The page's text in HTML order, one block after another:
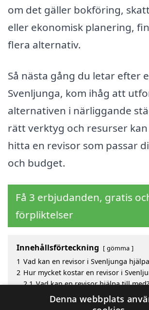
om det gäller bokföring,
eller ekonomisk planering,
flera alternativ.
Så nästa gång du letar efter
Svenljunga, kom ihåg att
alternativen i närliggande
rätt verktyg och resurser
hitta en revisor som passar
och budget.
Få 3 erbjudanden, gratis
förpliktelser
Innehållsförteckning gömma
1 Vad kan en revisor i Svenljunga
2 Hur mycket kostar en revisor i
2.1 Vad kan en revisor hjälpa till med?
Fördelar med att välja revisor i
Sök efter en skicklig revisor i de
Denna webbplats